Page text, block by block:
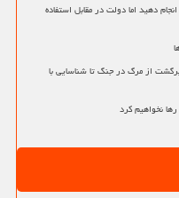
دهید اما دولت در مقابل استفاده
از مرگ در جنگ تا شناسایی با
نخواهیم کرد